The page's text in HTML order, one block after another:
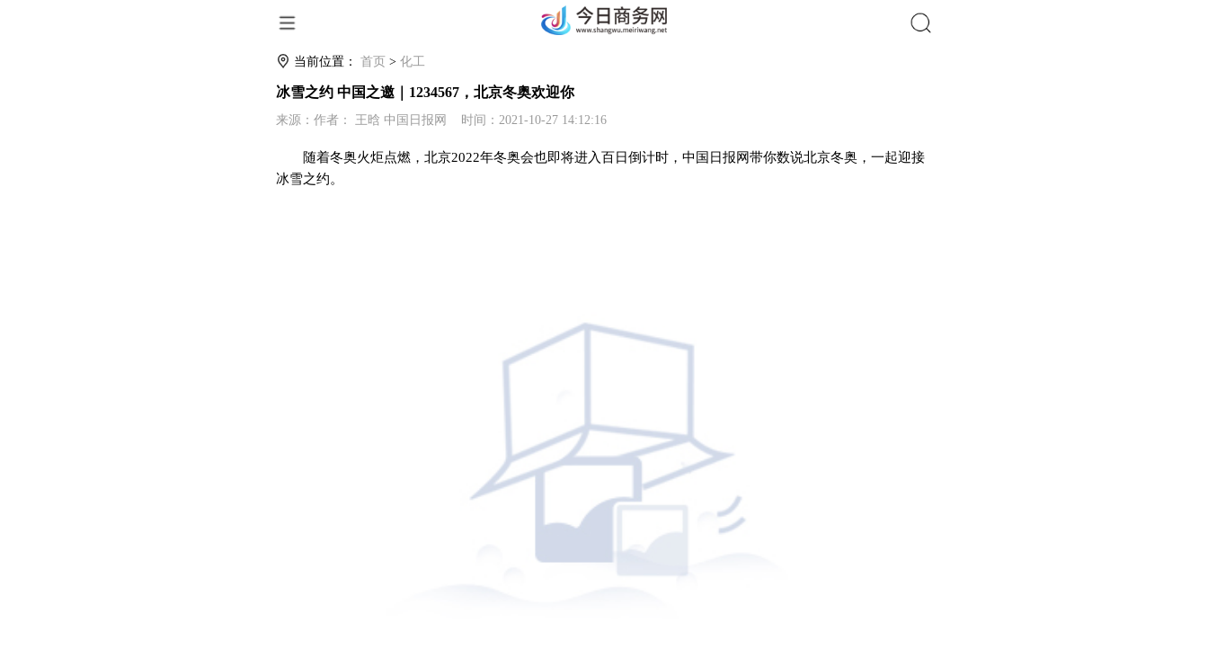
当前位置： 首页 > 化工
冰雪之约 中国之邀｜1234567，北京冬奥欢迎你
来源：作者： 王晗 中国日报网 时间：2021-10-27 14:12:16
随着冬奥火炬点燃，北京2022年冬奥会也即将进入百日倒计时，中国日报网带你数说北京冬奥，一起迎接
冰雪之约。